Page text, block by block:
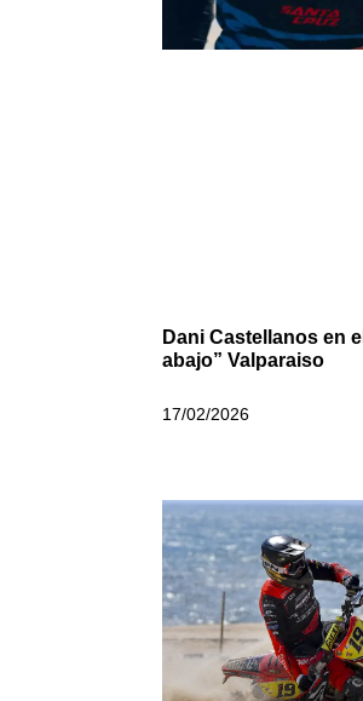
Dani Castellanos en
abajo” Valparaiso
17/02/2026